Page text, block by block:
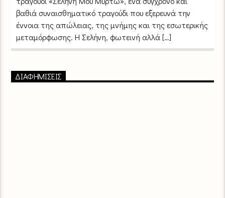
βαθιά συναισθηματικό τραγούδι που εξερευνά την
έννοια της απώλειας, της μνήμης και της εσωτερικής
μεταμόρφωσης. Η Σελήνη, φωτεινή αλλά […]
ΔΙΑΦΗΜΙΣΕΙΣ